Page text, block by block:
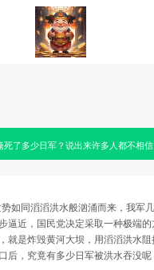
了多少日军？说出来许多人都不相信
如同滔滔洪水般汹涌而来，我军
逼近，国民党决定采取一种极端
就是炸毁黄河大坝，用滔滔洪水
后，究竟有多少日军被洪水吞没呢